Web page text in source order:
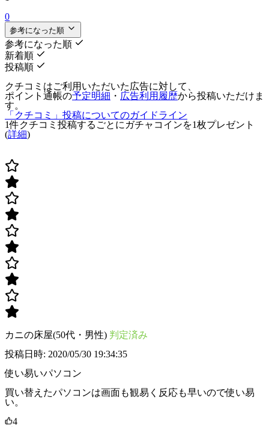
0
参考になった順
参考になった順
新着順
投稿順
クチコミはご利用いただいた広告に対して、
ポイント通帳の予定明細 ・ 広告利用履歴から投稿いただけま
す。
「クチコミ」投稿についてのガイドライン
1件クチコミ投稿するごとに ガチャコインを1枚プレゼント
(詳細)
カニの床屋(50代・男性) 判定済み
投稿日時: 2020/05/30 19:34:35
使い易いパソコン
買い替えたパソコンは画面も観易く反応も早いので使い易
い。
4